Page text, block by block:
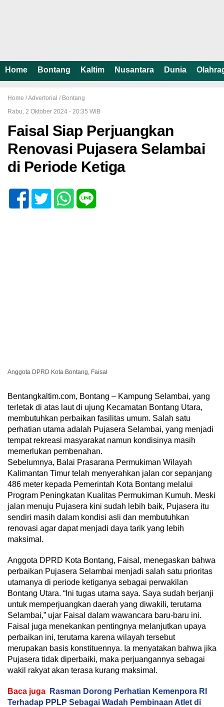
Home Bontang Kaltim Nusantara Dunia
Home /Advertorial / Bontang
Rabu, 2 Oktober 2024 - 20:35 WIB
Faisal Siap Perjuangkan
Renovasi Pujasera Selambai
di Periode Ketiga
Anggota DPRD Kota Bontang, Faisal
Bentangkaltim.com, Bontang – Kampung Selambai, yang
terletak di atas laut di ujung Kecamatan Bontang Utara,
membutuhkan perbaikan fasilitas umum. Salah satu
perhatian utama adalah Pujasera Selambai, yang menjadi
tempat rekreasi masyarakat namun kondisinya masih
memerlukan pembenahan.
Sebelumnya, Balai Prasarana Permukiman Wilayah
Kalimantan Timur telah menyerahkan jalan cor sepanjang
486 meter kepada Pemerintah Kota Bontang melalui
Program Peningkatan Kualitas Permukiman Kumuh. Meski
jalan menuju Pujasera kini sudah lebih baik, Pujasera itu
sendiri masih dalam kondisi asli dan membutuhkan
renovasi agar dapat menjadi daya tarik yang lebih
maksimal.
Anggota DPRD Kota Bontang, Faisal, menegaskan bahwa
perbaikan Pujasera Selambai menjadi salah satu prioritas
utamanya di periode ketiganya sebagai perwakilan
Bontang Utara. “Ini tugas utama saya. Saya sudah berjanji
untuk memperjuangkan daerah yang diwakili, terutama
Selambai,” ujar Faisal dalam wawancara baru-baru ini.
Faisal juga menekankan pentingnya melanjutkan upaya
perbaikan ini, terutama karena wilayah tersebut
merupakan basis konstituennya. Ia menyatakan bahwa jika
Pujasera tidak diperbaiki, maka perjuangannya sebagai
wakil rakyat akan terasa kurang maksimal.
Baca juga
Rasman Dorong Perhatian Kemenpora RI
Terhadap PPLP Sebagai Wadah Pembinaan Atlet di